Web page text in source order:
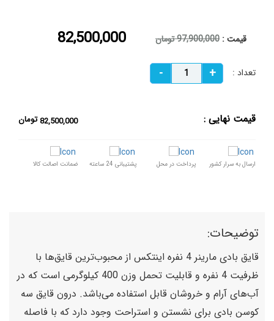
قیمت : 97,900,000 تومان 82,500,000
تعداد :
قیمت نهایی : تومان82,500,000
ارسال به سرار کشور پرداخت در محل پشتیبانی 24 ساعته ضمانت اصالت کالا
توضیحات:
قایق بادی مارینر 4 نفره اینتکس از محبوب‌ترین قایق‌ها با
ظرفیت 4 نفره و قابلیت تحمل وزن 400 کیلوگرمی است که در
آب‌های آرام و خروشان قابل استفاده می‌باشد. درون قایق سه
کوسن بادی برای نشستن و استراحت وجود دارد که با فاصله